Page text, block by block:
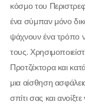
κόσμο του
ένα σύμπαν μόνο
ψάχνουν ένα τρόπο
τους.
Προτζέκτορα και
μια αίσθηση
σπίτι σας και